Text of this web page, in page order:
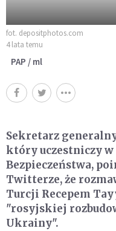
fot. depositphotos.com
4 lata temu
PAP / ml
Sekretarz
który uczestniczy
Bezpieczeństwa,
Twitterze, że
Turcji Recepem
"rosyjskiej
Ukrainy".